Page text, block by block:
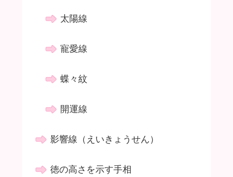
太陽線
寵愛線
蝶々紋
開運線
影響線（えいきょうせん）
徳の高さを示す手相